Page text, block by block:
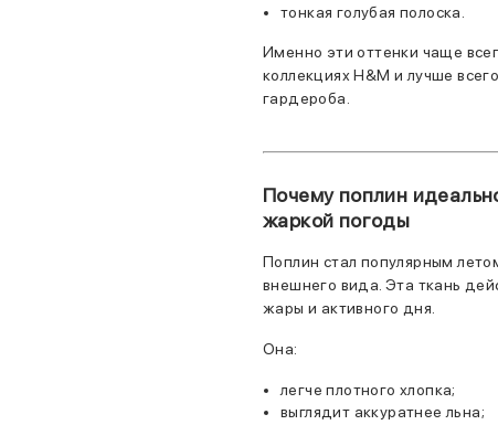
тонкая голубая полоска.
Именно эти оттенки чаще
коллекциях H&M и лучше
гардероба.
Почему поплин
жаркой погоды
Поплин стал популярным
внешнего вида. Эта ткань
жары и активного дня.
Она:
легче плотного хлопка;
выглядит аккуратнее льна;